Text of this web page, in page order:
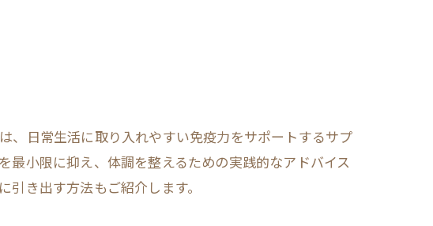
、日常生活に取り入れやすい免疫力をサポートするサプ
最小限に抑え、体調を整えるための実践的なアドバイス
き出す方法もご紹介します。